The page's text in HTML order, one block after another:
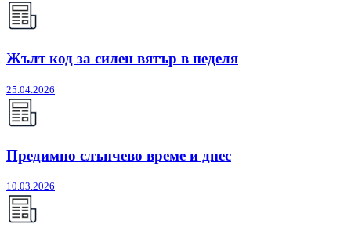
Жълт код за силен вятър в неделя
25.04.2026
Предимно слънчево време и днес
10.03.2026